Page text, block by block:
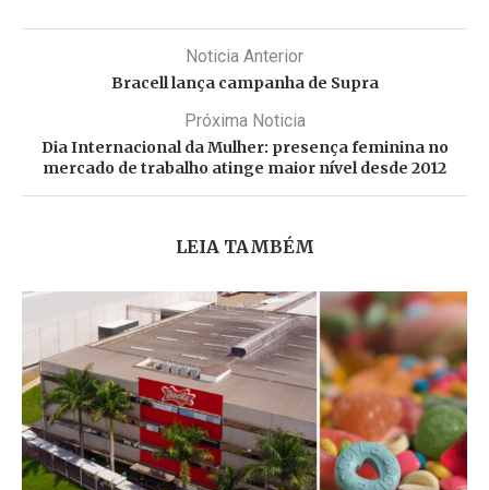
Noticia Anterior
Bracell lança campanha de Supra
Próxima Noticia
Dia Internacional da Mulher: presença feminina no
mercado de trabalho atinge maior nível desde 2012
LEIA TAMBÉM